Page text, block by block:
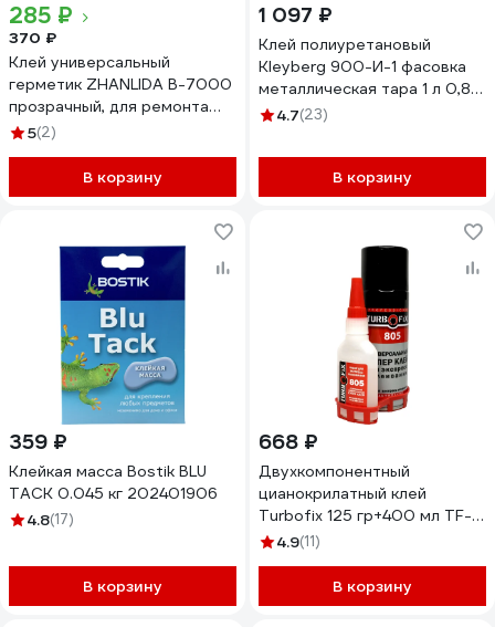
285 ₽
370 ₽
Клей универсальный
герметик ZHANLIDA B-7000
прозрачный, для ремонта
телефона, смартфона,
металла, стекла, пластика,
дерева. 110 мл 0L-
5(2)
В корзину
1 097 ₽
Клей полиуретановый
Kleyberg 900-И-1 фасовка
металлическая тара 1 л 0,8
кг 78968
4.7(23)
В корзину
359 ₽
Клейкая масса Bostik BLU
TACK 0.045 кг 202401906
4.8(17)
В корзину
668 ₽
Двухкомпонентный
цианокрилатный клей
Turbofix 125 гр+400 мл TF-
400
4.9(11)
В корзину